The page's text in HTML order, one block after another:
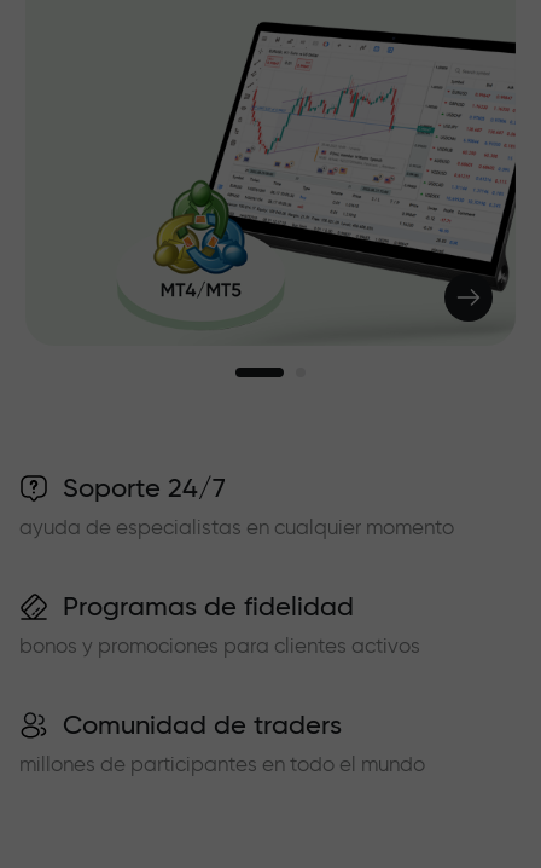
Soporte 24/7
ayuda de especialistas en cualquier momento
Programas de fidelidad
bonos y promociones para clientes activos
Comunidad de traders
millones de participantes en todo el mundo